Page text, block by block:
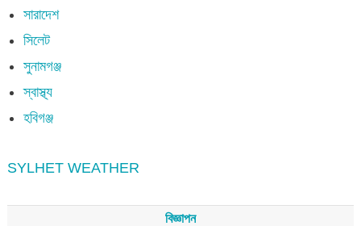
সারাদেশ
সিলেট
সুনামগঞ্জ
স্বাস্থ্য
হবিগঞ্জ
SYLHET WEATHER
বিজ্ঞাপন